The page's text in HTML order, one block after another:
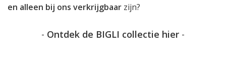
en alleen bij ons verkrijgbaar zijn?
- Ontdek de BIGLI collectie hier -